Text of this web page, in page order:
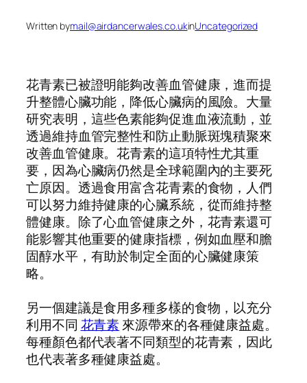
Written bymail@airdancerwales.co.ukinUncategorized
花青素已被證明能夠改善血管健康，進而提
升整體心臟功能，降低心臟病的風險。大量
研究表明，這些色素能夠促進血液流動，並
透過維持血管完整性和防止動脈斑塊積聚來
改善血管健康。花青素的這項特性尤其重
要，因為心臟病仍然是全球範圍內的主要死
亡原因。透過食用富含花青素的食物，人們
可以努力維持健康的心臟系統，從而維持整
體健康。除了心血管健康之外，花青素還可
能影響其他重要的健康指標，例如血壓和膽
固醇水平，有助於制定全面的心臟健康策
略。
另一個建議是食用多種多樣的食物，以充分
利用不同 花青素來源帶來的各種健康益處。
每種顏色都代表著不同類型的花青素，因此
也代表著多種健康益處。